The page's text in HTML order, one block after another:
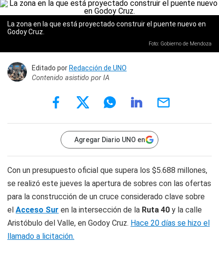
La zona en la que está proyectado construir el puente nuevo en
Godoy Cruz.
Foto: Gobierno de Mendoza
Editado porRedacción de UNO
Contenido asistido por IA
Agregar Diario UNO en
Con un presupuesto oficial que supera los $5.688 millones,
se realizó este jueves la apertura de sobres con las ofertas
para la construcción de un cruce considerado clave sobre
el Acceso Sur en la intersección de la Ruta 40 y la calle
Aristóbulo del Valle, en Godoy Cruz. Hace 20 días se hizo el
llamado a licitación.